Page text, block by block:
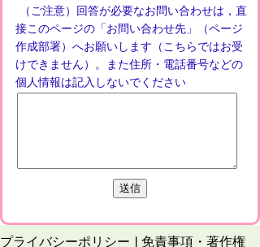
（ご注意）回答が必要なお問い合わせは，直
接このページの「お問い合わせ先」（ページ
作成部署）へお願いします（こちらではお受
けできません）。また住所・電話番号などの
個人情報は記入しないでください
プライバシーポリシー 免責事項・著作権